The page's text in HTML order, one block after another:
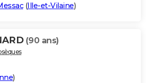
(Ille-et-Vilaine)
(90 ans)
)